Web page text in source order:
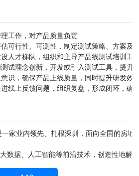
工作，对产品质量负责
可行性、可测性，制定测试策略、方案及
人才梯队，组织和主导产品线测试培训工
试理念创新，开发或引入测试工具，提升
识，确保产品上线质量，同时提升研发效
线上反馈问题，组织复盘，形成闭环，确
家业内领先、扎根深圳，面向全国的房
数据、人工智能等前沿技术，创造性地解